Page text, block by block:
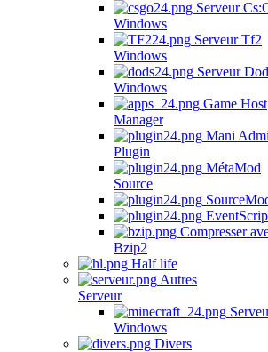
Serveur
Windows
Serveur Tf2
Windows
Serveur
Windows
Game Host
Manager
Mani
Plugin
MétaMod
Source
Compresser
Bzip2
Half life
Autres
Serveur
Windows
Divers